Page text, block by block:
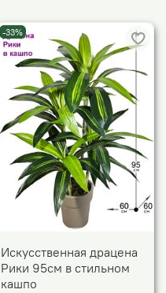
-33%
Искусственная драцена
Рики 95см в стильном
кашпо